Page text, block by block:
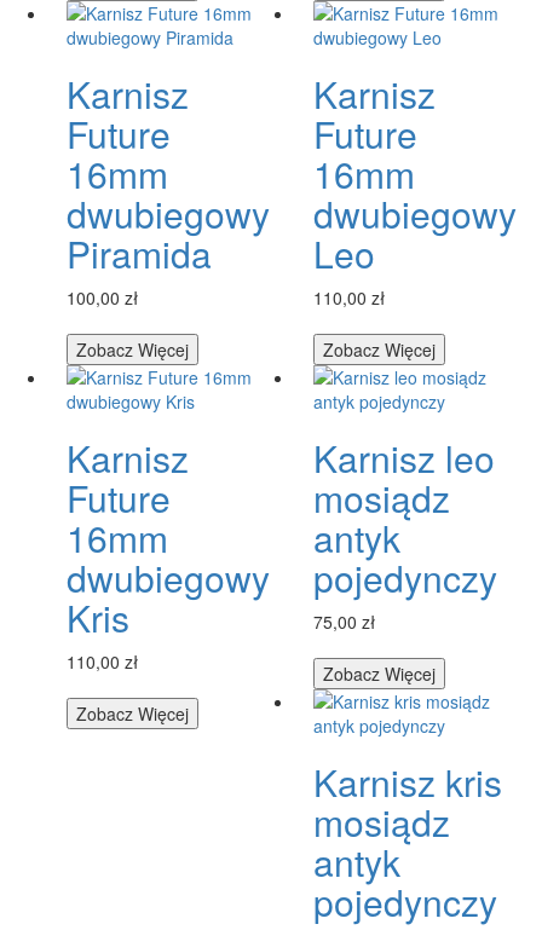
Karnisz
Future
16mm
dwubiegowy
Piramida
100,00 zł
Zobacz Więcej
Karnisz
Future
16mm
dwubiegowy
Leo
110,00 zł
Zobacz Więcej
Karnisz
Future
16mm
dwubiegowy
Kris
110,00 zł
Zobacz Więcej
Karnisz leo
mosiądz
antyk
pojedynczy
75,00 zł
Zobacz Więcej
Karnisz kris
mosiądz
antyk
pojedynczy